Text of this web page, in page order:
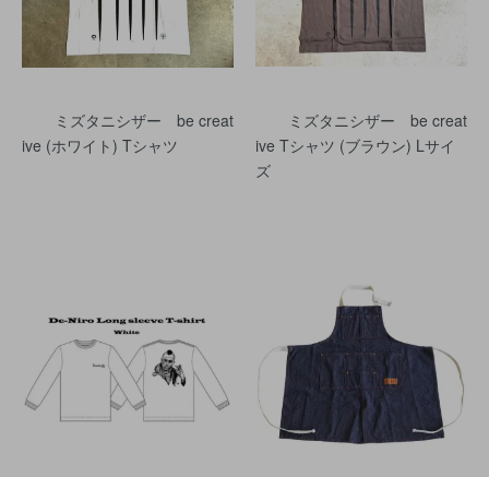
ミズタニシザー be creat
ive (ホワイト) Tシャツ
ミズタニシザー be creat
ive Tシャツ (ブラウン) Lサイ
ズ